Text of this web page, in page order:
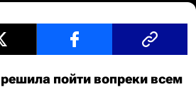
пойти вопреки всем